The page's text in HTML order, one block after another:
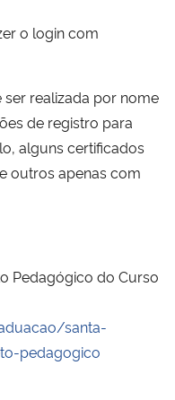
o login com
ser realizada por nome
de registro para
alguns certificados
outros apenas com
Pedagógico do Curso
santa-
pedagogico